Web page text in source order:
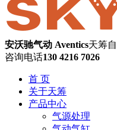
安沃驰气动 Aventics天筹
咨询电话130 4216 7026
首 页
关于天筹
产品中心
气源处理